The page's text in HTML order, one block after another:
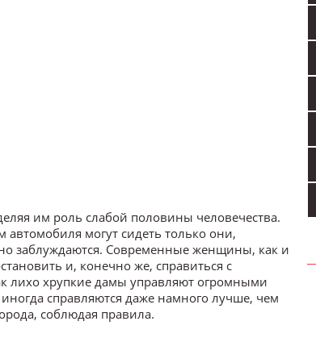
им роль слабой половины человечества.
могут сидеть только они,
заблуждаются. Современные женщины, как и
и, конечно же, справиться с
лихо хрупкие дамы управляют огромными
справляются даже намного лучше, чем
соблюдая правила.